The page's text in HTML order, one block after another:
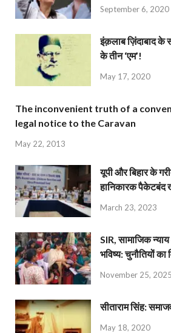
September 6, 2020
इंक़लाब ज़िंदाबाद के
के तीन ‘एम’!
May 17, 2020
The inconvenient truth of a
legal notice to the Caravan
May 22, 2013
यूपी और बिहार के
हानिकारक पैकेटबंद
March 23, 2023
SIR, सामाजिक
भविष्य: चुनौतियों का
November 25, 2025
सीताराम सिंह:
May 18, 2020